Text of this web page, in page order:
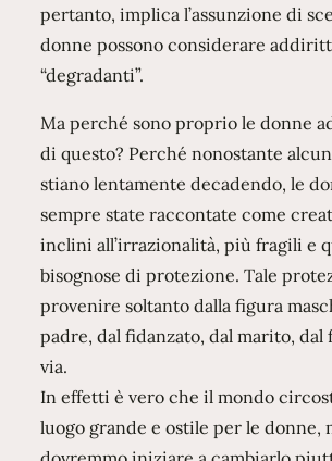
pertanto, implica l’assunzione di
donne possono considerare
“degradanti”.
Ma perché sono proprio le donne
di questo? Perché nonostante
stiano lentamente decadendo, le
sempre state raccontate come
inclini all’irrazionalità, più fragili e
bisognose di protezione. Tale
provenire soltanto dalla figura
padre, dal fidanzato, dal marito, dal
via.
In effetti è vero che il mondo
luogo grande e ostile per le donne,